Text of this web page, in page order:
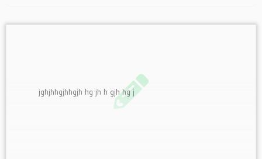
jghjhhgjhhgjh hg jh h gjh hg j